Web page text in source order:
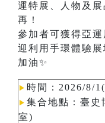
運特展、人物及
再！
參加者可獲得亞
迎利用手環體驗
加油✨
▶︎ 時間：2026/8/
▶︎ 集合地點：臺史
室)